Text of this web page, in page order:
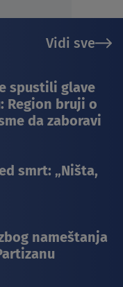
Vidi sve
spustili glave
Region bruji o
da zaboravi
smrt: „Ništa,
nameštanja